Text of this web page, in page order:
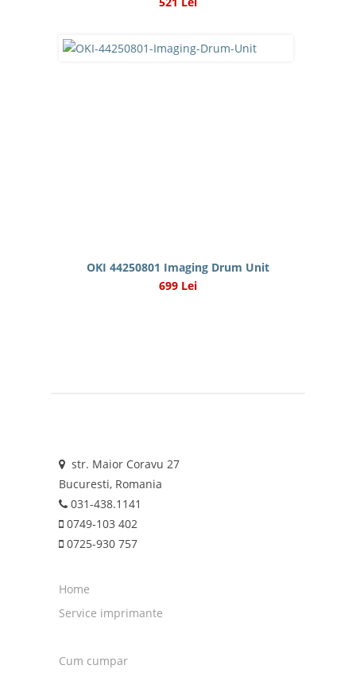
OKI 44250801 Imaging Drum Unit
699 Lei
str. Maior Coravu 27
Bucuresti, Romania
031-438.1141
0749-103 402
0725-930 757
Home
Service imprimante
Cum cumpar